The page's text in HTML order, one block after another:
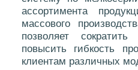
ассортимента
массового
позволяет
повысить гибкость
клиентам различных